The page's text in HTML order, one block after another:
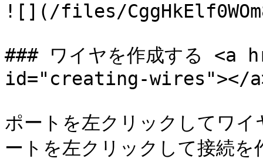
![](/files/
### ワイヤを作成する
id="creating-wires"></
ポートを左クリックしてワ
ートを左クリックして接続